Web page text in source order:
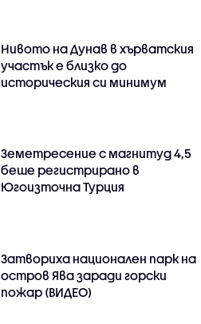
Нивото на Дунав в хърватския
участък е близко до
историческия си минимум
Земетресение с магнитуд 4,5
беше регистрирано в
Югоизточна Турция
Затвориха национален парк на
остров Ява заради горски
пожар (ВИДЕО)